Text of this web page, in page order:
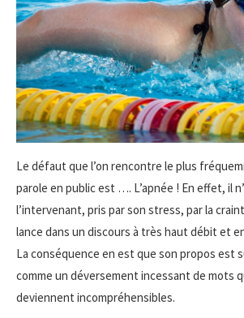
Le défaut que l’on rencontre le plus
parole en public est …. L’apnée ! En effet, il
l’intervenant, pris par son stress, par la
lance dans un discours à très haut débit et
La conséquence en est que son propos est
comme un déversement incessant de mots
deviennent incompréhensibles.